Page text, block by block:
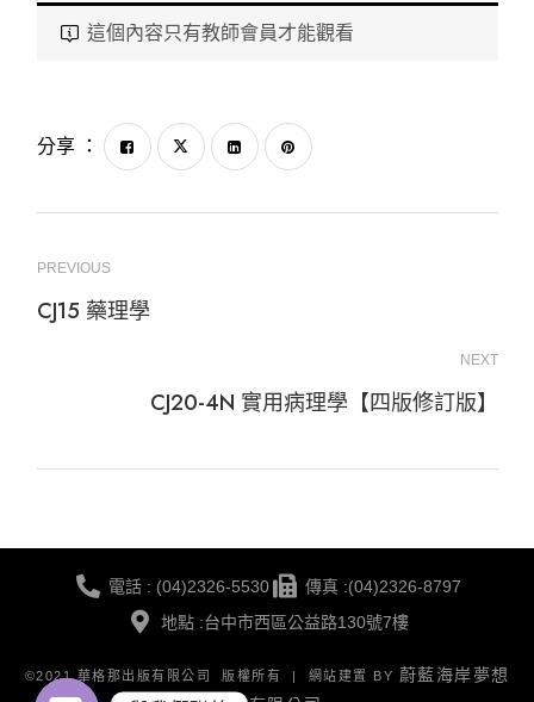
這個內容只有教師會員才能觀看
分享 ：
PREVIOUS
CJ15 藥理學
NEXT
CJ20-4N 實用病理學【四版修訂版】
電話 : (04)2326-5530
傳真 :(04)2326-8797
地點 :台中市西區公益路130號7樓
©2021 華格那出版有限公司 版權所有 | 網站建置 BY 蔚藍海岸夢想